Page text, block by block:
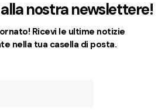
nostra newslettere!
Ricevi le ultime notizie
nella tua casella di posta.